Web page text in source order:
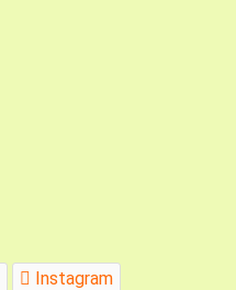
Instagram